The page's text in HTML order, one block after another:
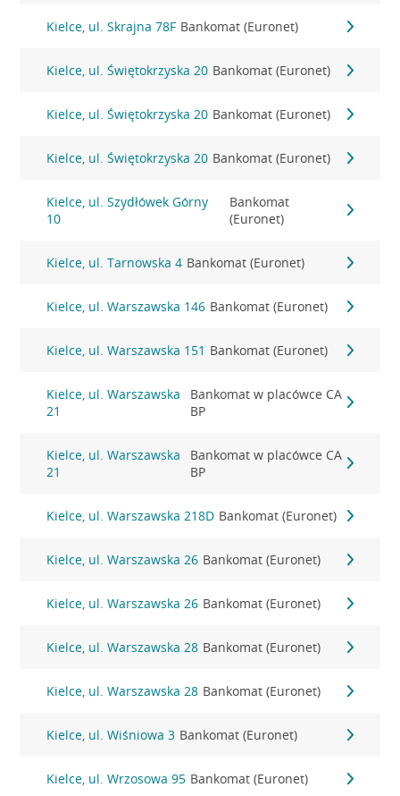
Kielce, ul. Skrajna 78F Bankomat (Euronet)
Kielce, ul. Świętokrzyska 20 Bankomat (Euronet)
Kielce, ul. Świętokrzyska 20 Bankomat (Euronet)
Kielce, ul. Świętokrzyska 20 Bankomat (Euronet)
Kielce, ul. Szydłówek Górny
10
Bankomat
(Euronet)
Kielce, ul. Tarnowska 4 Bankomat (Euronet)
Kielce, ul. Warszawska 146 Bankomat (Euronet)
Kielce, ul. Warszawska 151 Bankomat (Euronet)
Kielce, ul. Warszawska
21
Bankomat w placówce CA
BP
Kielce, ul. Warszawska
21
Bankomat w placówce CA
BP
Kielce, ul. Warszawska 218D Bankomat (Euronet)
Kielce, ul. Warszawska 26 Bankomat (Euronet)
Kielce, ul. Warszawska 26 Bankomat (Euronet)
Kielce, ul. Warszawska 28 Bankomat (Euronet)
Kielce, ul. Warszawska 28 Bankomat (Euronet)
Kielce, ul. Wiśniowa 3 Bankomat (Euronet)
Kielce, ul. Wrzosowa 95 Bankomat (Euronet)